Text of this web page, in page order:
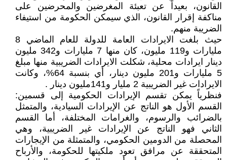
القانون، بعيداً عن تعبئة المغرضين والمحرضين على
مناكفة إقرار القانون، الذي سيمكن الحكومة من استيفاء
الضريبة منهم.
حيث بلغت الايرادات العامة للدولة للعام الماضي 8
مليارات و119 مليون، كان منها 7 مليارات و342 مليون
دينار ايرادات محلية، شكلت الايرادات الضريبية منها مبلغ
5 مليارات و201 مليون دينار، أي بنسبة 64%، وكانت
الايرادات غير الضريبية 2 مليار و141مليون دينار .
فنظرياً يمكن تقسم الإيرادات الحكومية إلى قسمين:
القسم الأول هو الناتج عن الإيرادات السيادية، والمتمثل
بالضرائب والرسوم، والغرامات المختلفة، أما القسم
الثاني فهو الناتج عن الإيرادات غير الضريبية، وهي
المحصلة من الدومين الحكومي، والمتمثلة من الإيجارات
المتحققة عن مرافق تعود ملكيتها للحكومة، والأرباح